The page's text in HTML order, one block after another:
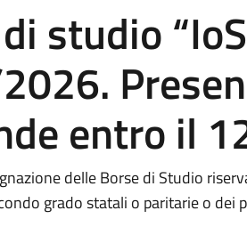
studio
entro il
delle Borse di Studio
grado statali o paritarie o dei